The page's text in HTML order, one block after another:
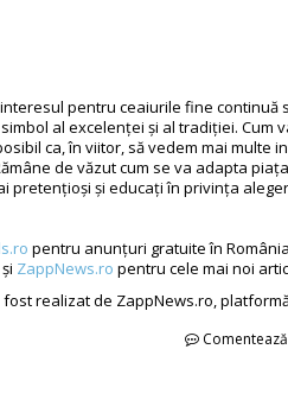
pentru ceaiurile fine continuă
al excelenței și al tradiției.
ca, în viitor, să vedem mai multe
de văzut cum se va adapta
pretențioși și educați în privința
pentru anunțuri gratuite în
ZappNews.ro pentru cele mai noi
fost realizat de ZappNews.ro,
Comentează